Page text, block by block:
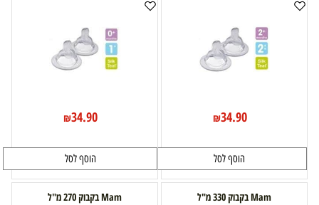
₪34.90
הוסף לסל
₪34.90
הוסף לסל
Mam בקבוק 330 מ"ל Mam בקבוק 270 מ"ל